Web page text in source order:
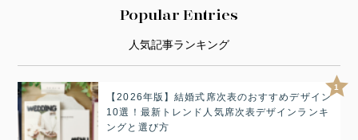
Popular Entries
人気記事ランキング
1
【2026年版】結婚式席次表のおすすめデザイン
10選！最新トレンド人気席次表デザインランキ
ングと選び方